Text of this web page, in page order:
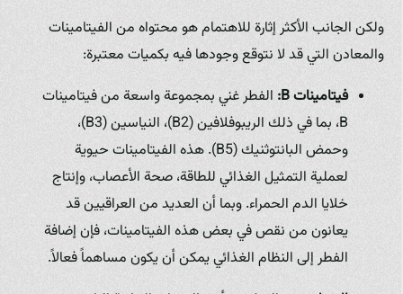
ولكن الجانب الأكثر إثارة للاهتمام هو محتواه من الفيتامينات
والمعادن التي قد لا نتوقع وجودها فيه بكميات معتبرة:
فيتامينات B:
الفطر غني بمجموعة واسعة من فيتامينات
B، بما في ذلك الريبوفلافين (B2)، النياسين (B3)،
وحمض البانتوثنيك (B5). هذه الفيتامينات حيوية
لعملية التمثيل الغذائي للطاقة، صحة الأعصاب، وإنتاج
خلايا الدم الحمراء. وبما أن العديد من العراقيين قد
يعانون من نقص في بعض هذه الفيتامينات، فإن إضافة
الفطر إلى النظام الغذائي يمكن أن يكون مساهماً فعالاً.